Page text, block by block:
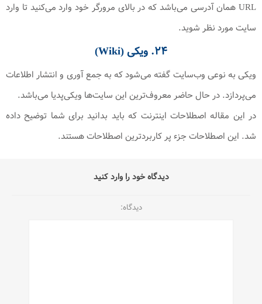
URL همان آدرسی می‌باشد که در بالای مرورگر خود وارد می‌کنید تا وارد
سایت مورد نظر شوید.
۲۴. ویکی (Wiki)
ویکی به نوعی وب‌سایت گفته می‌شود که به جمع آوری و انتشار اطلاعات
می‌پردازد. در حال حاضر معروف‌ترین این سایت‌ها ویکی‌پدیا می‌باشد.
در این مقاله اصطلاحات اینترنت که باید بدانید برای شما توضیح داده
شد. این اصطلاحات جزء پر کاربردترین اصطلاحات هستند.
دیدگاه خود را وارد کنید
دیدگاه: